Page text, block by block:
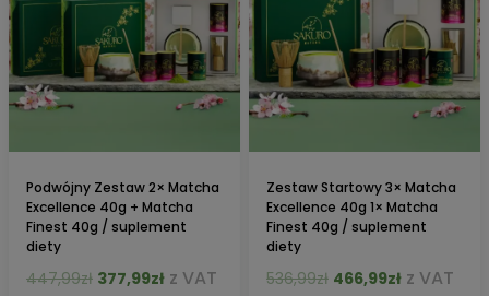
Podwójny Zestaw 2× Matcha
Excellence 40g + Matcha
Finest 40g / suplement
diety
447,99zł Pierwotna
377,99złAktualna
z VAT
Zestaw Startowy 3× Matcha
Excellence 40g 1× Matcha
Finest 40g / suplement
diety
536,99zł Pierwotna
466,99złAktualna
z VAT